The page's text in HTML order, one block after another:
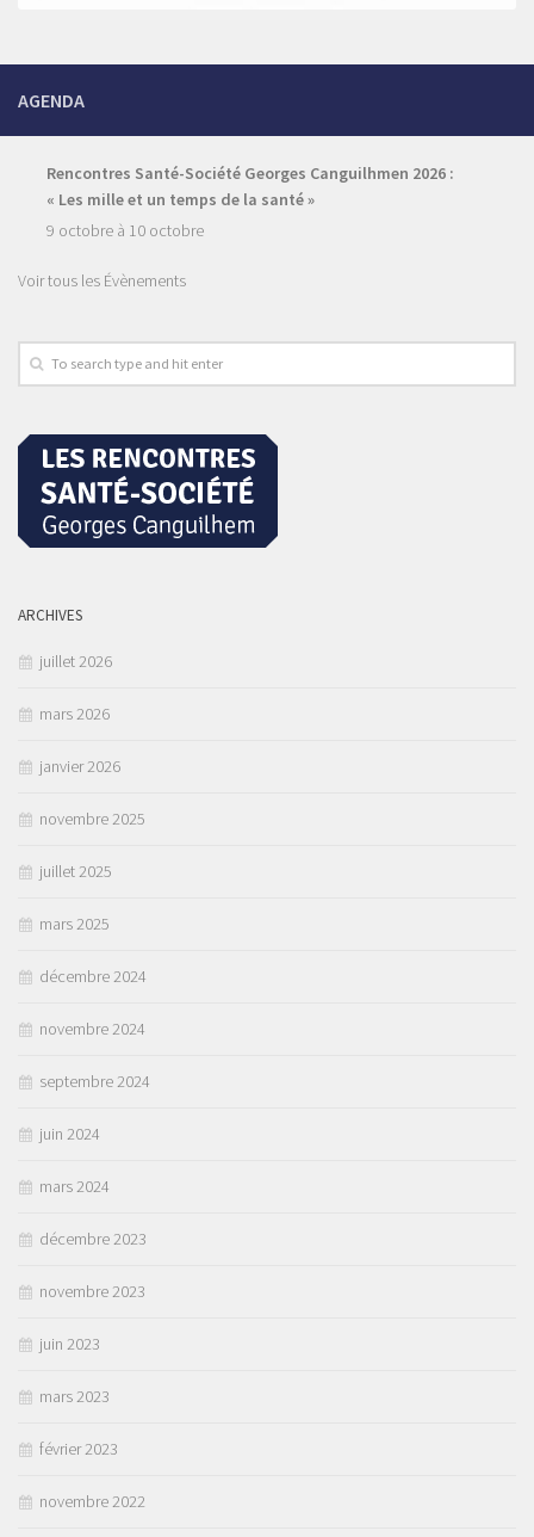
AGENDA
Rencontres Santé-Société Georges Canguilhmen 2026 :
« Les mille et un temps de la santé »
9 octobre à 10 octobre
Voir tous les Évènements
ARCHIVES
juillet 2026
mars 2026
janvier 2026
novembre 2025
juillet 2025
mars 2025
décembre 2024
novembre 2024
septembre 2024
juin 2024
mars 2024
décembre 2023
novembre 2023
juin 2023
mars 2023
février 2023
novembre 2022